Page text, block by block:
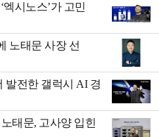
시노스’가 고민
노태문 사장 선
발전한 갤럭시 AI 경
태문, 고사양 입힌